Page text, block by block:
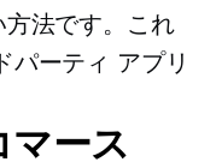
法です。これ
パーティ アプリ
ース